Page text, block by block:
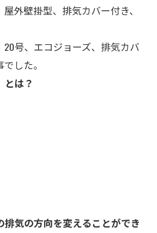
外壁掛型、排気カバー付き、
号、エコジョーズ、排気カバ
した。
とは？
排気の方向を変えることができ